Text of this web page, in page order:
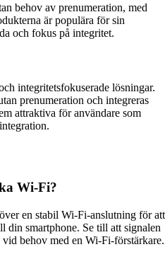
behov av prenumeration, med
är populära för sin
och fokus på integritet.
integritetsfokuserade lösningar.
prenumeration och integreras
attraktiva för användare som
Wi-Fi?
en stabil Wi-Fi-anslutning för att
din smartphone. Se till att signalen
behov med en Wi-Fi-förstärkare.